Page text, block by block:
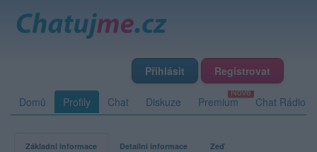
Přihlásit Registrovat
Domů Profily Chat Diskuze Premium Chat Rádio
Základní informace Detailní informace Zeď